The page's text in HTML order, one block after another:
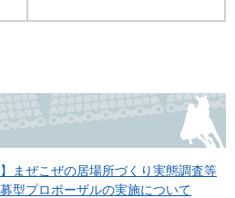
まぜこぜの居場所づくり実態調査等
型プロポーザルの実施について